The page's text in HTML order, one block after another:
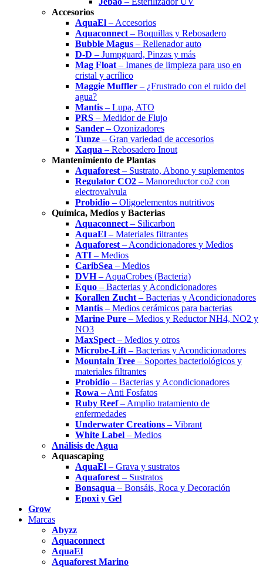
Accesorios
AquaEl – Accesorios
Aquaconnect – Boquillas y Rebosadero
Bubble Magus – Rellenador auto
D-D – Jumpguard, Pinzas y más
Mag Float – Imanes de limpieza para uso en
cristal y acrílico
Maggie Muffler – ¿Frustrado con el ruido del
agua?
Mantis – Lupa, ATO
PRS – Medidor de Flujo
Sander – Ozonizadores
Tunze – Gran variedad de accesorios
Xaqua – Rebosadero Inout
Mantenimiento de Plantas
Aquaforest – Sustrato, Abono y suplementos
Regulator CO2 – Manoreductor co2 con
electrovalvula
Probidio – Oligoelementos nutritivos
Química, Medios y Bacterias
Aquaconnect – Silicarbon
AquaEl – Materiales filtrantes
Aquaforest – Acondicionadores y Medios
ATI – Medios
CaribSea – Medios
DVH– AquaCrobes (Bacteria)
Equo – Bacterias y Acondicionadores
Korallen Zucht – Bacterias y Acondicionadores
Mantis – Medios cerámicos para bacterias
Marine Pure – Medios y Reductor NH4, NO2 y
NO3
MaxSpect – Medios y otros
Microbe-Lift – Bacterias y Acondicionadores
Mountain Tree – Soportes bacteriológicos y
materiales filtrantes
Probidio – Bacterias y Acondicionadores
Rowa – Anti Fosfatos
Ruby Reef– Amplio tratamiento de
enfermedades
Underwater Creations – Vibrant
White Label – Medios
Análisis de Agua
Aquascaping
AquaEl – Grava y sustratos
Aquaforest – Sustratos
Bonsaqua – Bonsáis, Roca y Decoración
Epoxi y Gel
Grow
Marcas
Abyzz
Aquaconnect
AquaEl
Aquaforest Marino